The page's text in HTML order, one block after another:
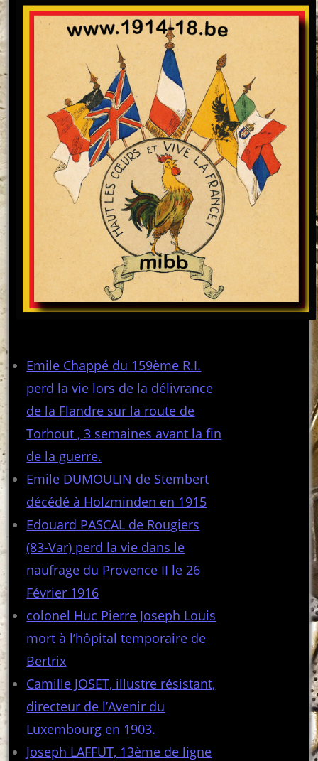
Emile Chappé du 159ème R.I.
perd la vie lors de la délivrance
de la Flandre sur la route de
Torhout , 3 semaines avant la fin
de la guerre.
Emile DUMOULIN de Stembert
décédé à Holzminden en 1915
Edouard PASCAL de Rougiers
(83-Var) perd la vie dans le
naufrage du Provence II le 26
Février 1916
colonel Huc Pierre Joseph Louis
mort à l’hôpital temporaire de
Bertrix
Camille JOSET, illustre résistant,
directeur de l’Avenir du
Luxembourg en 1903.
Joseph LAFFUT, 13ème de ligne